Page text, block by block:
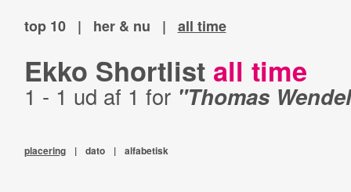
top 10 | her & nu | all time
Ekko Shortlist all time
1 - 1 ud af 1 for "Thomas
placering | dato | alfabetisk